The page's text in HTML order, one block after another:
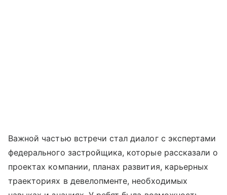
Важной частью встречи стал диалог с экспертами
федерального застройщика, которые рассказали о
проектах компании, планах развития, карьерных
траекториях в девелопменте, необходимых